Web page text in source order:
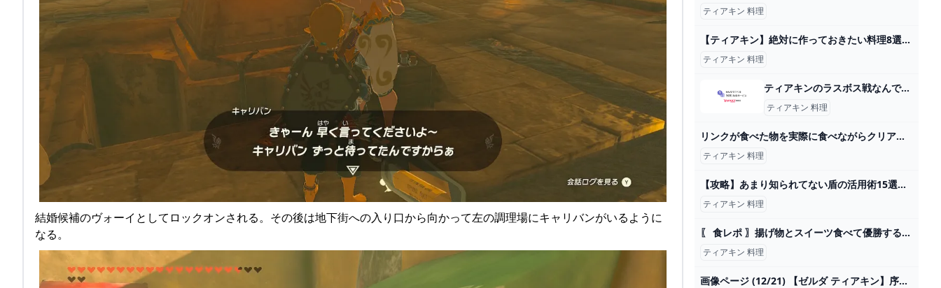
結婚候補のヴォーイとしてロックオンされる。その後は地下街への入り口から向かって左の調理場にキャリバンがいるように
なる。
ティアキン 料理
【ティアキン】絶対に作っておきたい料理8選！ - YouTube
ティアキン 料理
ティアキンのラスボス戦なんですが、瘴気回復料理が尽きてしまいまし... - Yahoo!知恵袋
ティアキン 料理
リンクが食べた物を実際に食べながらクリア目指す企画でボスの前でのんきに料理してみたｗｗｗ【ティアキン】【料理】【ゼルダの伝説ティアーズオブザキングダム】Part8 - YouTube
ティアキン 料理
【攻略】あまり知られてない盾の活用術15選。お勧めのスクラビルド素材など【ゼルダの伝説ティアーズオブザキングダム/ティアキン】【ゆっくり解説】 - YouTube
ティアキン 料理
〖 食レポ 〗揚げ物とスイーツ食べて優勝する！🥳🤍 揚げ物&スイーツバーチャル物産展背徳グルメフェスティバル！ #pr〖 #よあけいちか/#新人Vtuber 〗 - YouTube
ティアキン 料理
画像ページ (12/21) 【ゼルダ ティアキン】序盤から便利なおすすめ料理の作り方【ティアーズ オブ ザ キングダム】 ゲーム・エンタメ最新情報のファミ通.com